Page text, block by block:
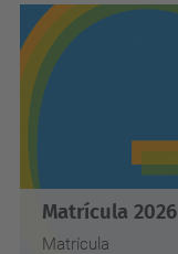
Matrícula 2026
Matrícula